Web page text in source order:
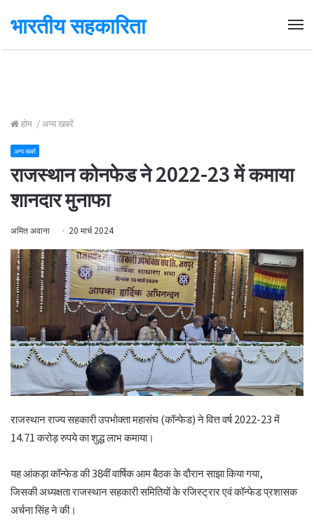
भारतीय सहकारिता
होम /अन्य खबरें
अन्य खबरें
राजस्थान कोनफेड ने 2022-23 में कमाया
शानदार मुनाफा
अमित अवाना 20 मार्च 2024
राजस्थान राज्य सहकारी उपभोक्ता महासंघ (कॉन्फेड) ने वित्त वर्ष 2022-23 में
14.71 करोड़ रुपये का शुद्ध लाभ कमाया।
यह आंकड़ा कॉन्फेड की 38वीं वार्षिक आम बैठक के दौरान साझा किया गया,
जिसकी अध्यक्षता राजस्थान सहकारी समितियों के रजिस्ट्रार एवं कॉन्फेड प्रशासक
अर्चना सिंह ने की।